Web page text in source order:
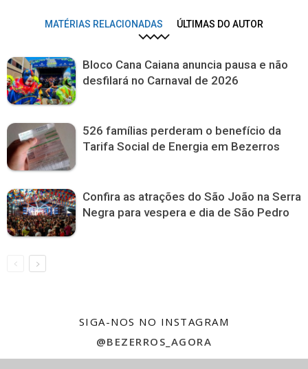
MATÉRIAS RELACIONADAS ÚLTIMAS DO AUTOR
Bloco Cana Caiana anuncia pausa e não
desfilará no Carnaval de 2026
526 famílias perderam o benefício da
Tarifa Social de Energia em Bezerros
Confira as atrações do São João na Serra
Negra para vespera e dia de São Pedro
SIGA-NOS NO INSTAGRAM
@BEZERROS_AGORA